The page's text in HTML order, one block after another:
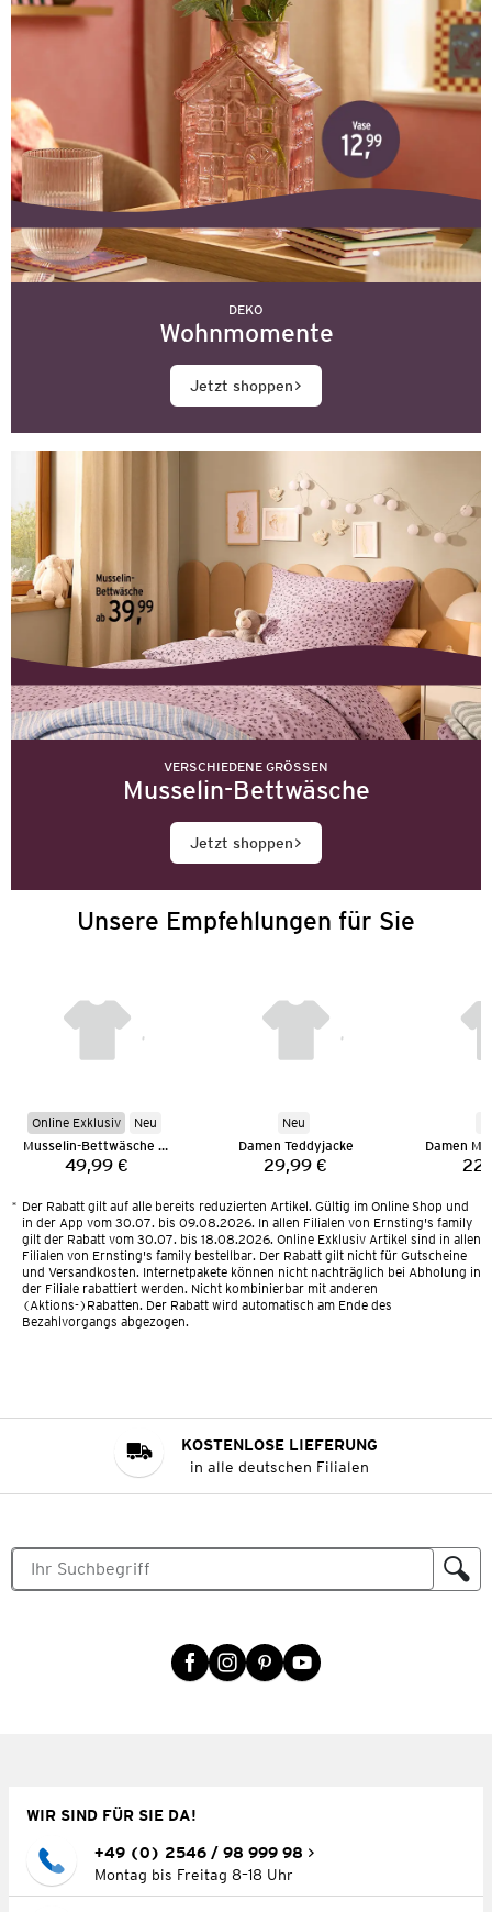
DEKO
Wohnmomente
Jetzt shoppen
VERSCHIEDENE GRÖSSEN
Musselin-Bettwäsche
Jetzt shoppen
Unsere Empfehlungen für Sie
Online Exklusiv
Neu
Musselin-Bettwäsche 135 x 200 cm
Preis:
49,99 €
Neu
Damen Teddyjacke
Preis:
29,99 €
Damen
* Der Rabatt gilt auf alle bereits reduzierten Artikel. Gültig im Online Shop und
in der App vom 30.07. bis 09.08.2026. In allen Filialen von Ernsting's family
gilt der Rabatt vom 30.07. bis 18.08.2026. Online Exklusiv Artikel sind in allen
Filialen von Ernsting's family bestellbar. Der Rabatt gilt nicht für Gutscheine
und Versandkosten. Internetpakete können nicht nachträglich bei Abholung in
der Filiale rabattiert werden. Nicht kombinierbar mit anderen
(Aktions-)Rabatten. Der Rabatt wird automatisch am Ende des
Bezahlvorgangs abgezogen.
KOSTENLOSE LIEFERUNG
in alle deutschen Filialen
WIR SIND FÜR SIE DA!
+49 (0) 2546 / 98 999 98
Montag bis Freitag 8–18 Uhr